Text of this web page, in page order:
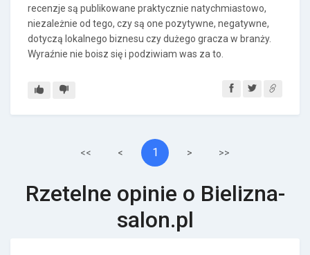
recenzje są publikowane praktycznie natychmiastowo,
niezależnie od tego, czy są one pozytywne, negatywne,
dotyczą lokalnego biznesu czy dużego gracza w branży.
Wyraźnie nie boisz się i podziwiam was za to.
<< < 1 > >>
Rzetelne opinie o Bielizna-
salon.pl